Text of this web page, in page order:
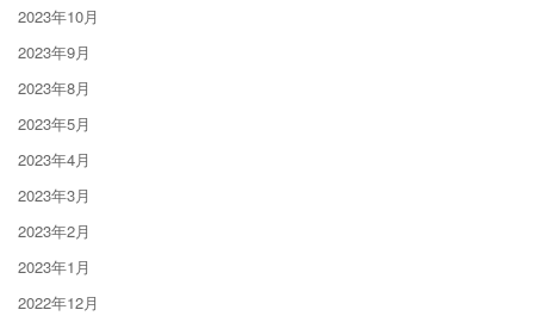
2023年10月
2023年9月
2023年8月
2023年5月
2023年4月
2023年3月
2023年2月
2023年1月
2022年12月